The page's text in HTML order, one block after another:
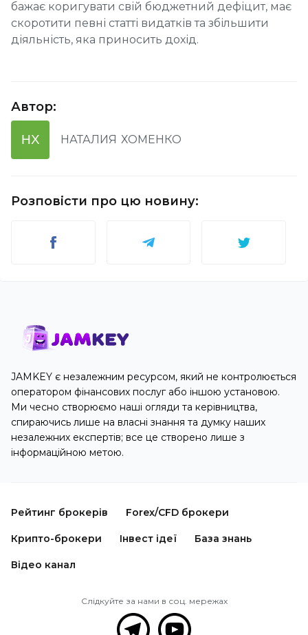
бажає коригувати свій бюджетний дефіцит, має
скоротити певні статті видатків та збільшити
діяльність, яка приносить дохід.
Автор:
НХ НАТАЛИЯ ХОМЕНКО
Розповісти про цю новину:
JAMKEY є незалежним ресурсом, який не контролюється
оператором фінансових послуг або іншою установою.
Ми чесно створюємо наші огляди та керівництва,
спираючись лише на власні знання та думку наших
незалежних експертів; все це створено лише з
інформаційною метою.
Рейтинг брокерів Forex/CFD брокери
Крипто-брокери Інвест ідеї База знань
Відео канал
Слідкуйте за нами в соц. мережах